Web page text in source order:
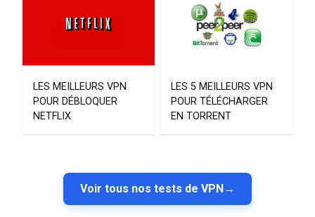
LES MEILLEURS VPN
POUR DÉBLOQUER
NETFLIX
LES 5 MEILLEURS VPN
POUR TÉLÉCHARGER
EN TORRENT
Voir tous nos tests de VPN →